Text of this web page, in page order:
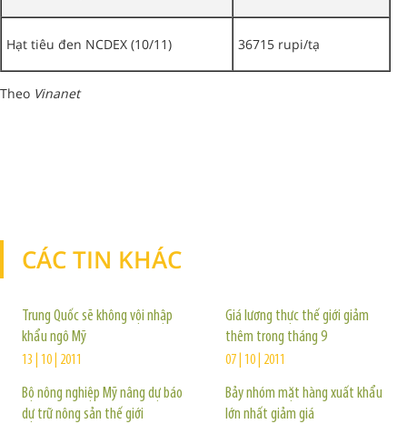
Hạt tiêu đen NCDEX (10/11) 36715 rupi/tạ
Theo Vinanet
CÁC TIN KHÁC
Trung Quốc sẽ không vội nhập
khẩu ngô Mỹ
13 | 10 | 2011
Bộ nông nghiệp Mỹ nâng dự báo
dự trữ nông sản thế giới
Giá lương thực thế giới giảm
thêm trong tháng 9
07 | 10 | 2011
Bảy nhóm mặt hàng xuất khẩu
lớn nhất giảm giá